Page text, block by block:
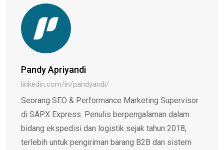
Pandy Apriyandi
linkedin.com/in/pandyandi/
Seorang SEO & Performance Marketing Supervisor
di SAPX Express. Penulis berpengalaman dalam
bidang ekspedisi dan logistik sejak tahun 2018,
terlebih untuk pengiriman barang B2B dan sistem